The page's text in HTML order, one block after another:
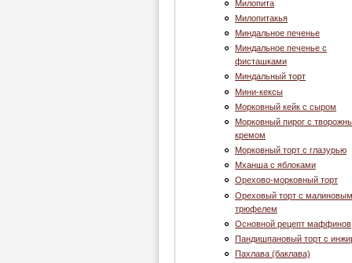
Милопита
Милопитакья
Миндальное печенье
Миндальное печенье с
фисташками
Миндальный торт
Мини-кексы
Морковный кейк с сыром
Морковный пирог с
кремом
Морковный торт с глазурью
Мханша с яблоками
Орехово-морковный торт
Ореховый торт с малиновым
трюфелем
Основной рецепт маффинов
Пандишпановый торт с
Пахлава (баклава)